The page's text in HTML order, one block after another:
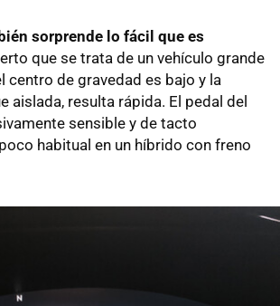
sorprende lo fácil que es
que se trata de un vehículo grande
centro de gravedad es bajo y la
aislada, resulta rápida. El pedal del
sensible y de tacto
habitual en un híbrido con freno